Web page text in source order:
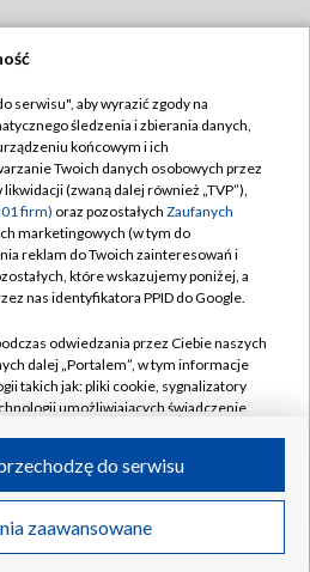
TVP
TVP
prywatności
Moje zgody
Pomoc
Kontakt
Kanały
Polska S.A. w likwidacji
serwisu", aby wyrazić zgody na
śledzenia i zbierania danych,
końcowym i ich
Twoich danych osobowych przez
(zwaną dalej również „TVP”),
firm) oraz pozostałych Zaufanych
marketingowych (w tym do
reklam do Twoich zainteresowań i
które wskazujemy poniżej, a
nas identyfikatora PPID do Google.
odwiedzania przez Ciebie naszych
dalej „Portalem”, w tym informacje
takich jak: pliki cookie, sygnalizatory
umożliwiających świadczenie
odwiedzania przez Ciebie
takie jak adresy IP, identyfikatory
zaawansowane
do serwisu